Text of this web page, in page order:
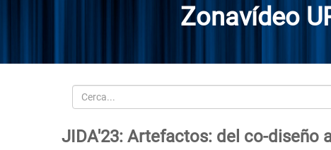
Zonavídeo
Cerca
JIDA'23: Artefactos: del co-diseño